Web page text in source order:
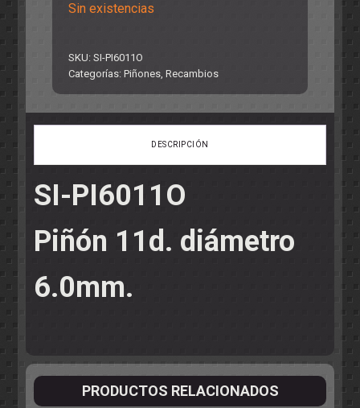
Sin existencias
SKU:SI-PI6011O
Categorías:Piñones ,Recambios
DESCRIPCIÓN
SI-PI6011O
Piñón 11d. diámetro
6.0mm.
PRODUCTOS RELACIONADOS